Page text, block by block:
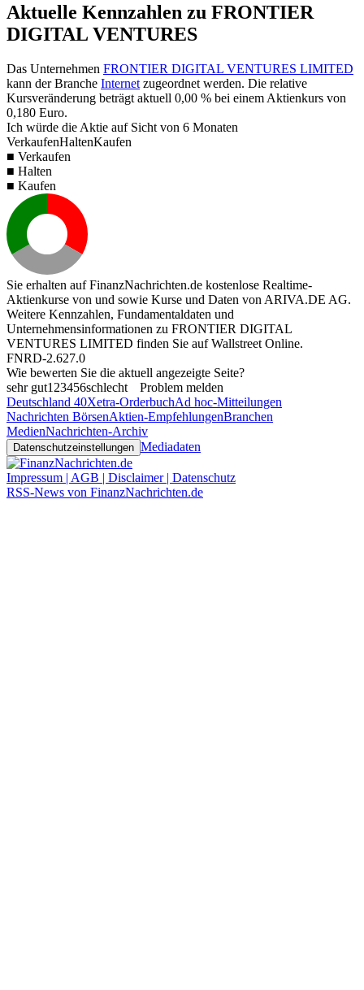
Aktuelle Kennzahlen zu FRONTIER
DIGITAL VENTURES
Das Unternehmen FRONTIER DIGITAL VENTURES LIMITED
kann der Branche Internet zugeordnet werden. Die relative
Kursveränderung beträgt aktuell 0,00 % bei einem Aktienkurs von
0,180 Euro.
Ich würde die Aktie auf Sicht von 6 Monaten
VerkaufenHaltenKaufen
■ Verkaufen
■ Halten
■ Kaufen
Sie erhalten auf FinanzNachrichten.de kostenlose Realtime-
Aktienkurse von und sowie Kurse und Daten von ARIVA.DE AG.
Weitere Kennzahlen, Fundamentaldaten und
Unternehmensinformationen zu FRONTIER DIGITAL
VENTURES LIMITED finden Sie aufWallstreet Online.
FNRD-2.627.0
Wie bewerten Sie die aktuell angezeigte Seite?
sehr gut1 23456schlecht
Problem melden
Deutschland 40Xetra-OrderbuchAd hoc-Mitteilungen
Nachrichten BörsenAktien-EmpfehlungenBranchen
MedienNachrichten-Archiv
Datenschutzeinstellungen Mediadaten
Impressum | AGB | Disclaimer | Datenschutz
RSS-News von FinanzNachrichten.de